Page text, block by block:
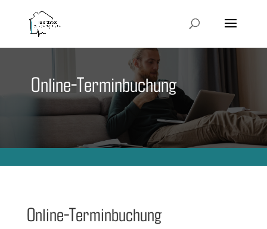
Online-Terminbuchung
Online-Terminbuchung